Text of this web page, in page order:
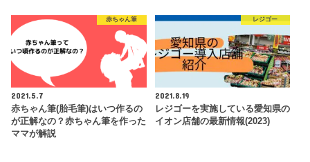
赤ちゃん筆
2021.5.7
赤ちゃん筆(胎毛筆)はいつ作るの
が正解なの？赤ちゃん筆を作った
ママが解説
レジゴー
2021.8.19
レジゴーを実施している愛知県の
イオン店舗の最新情報(2023)